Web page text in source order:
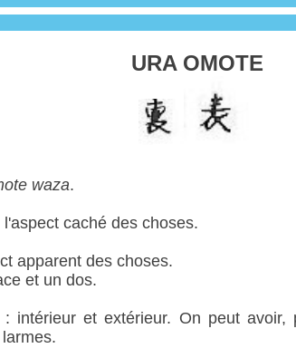
URA OMOTE
waza.
caché des choses.
apparent des choses.
et un dos.
intérieur et extérieur. On peut